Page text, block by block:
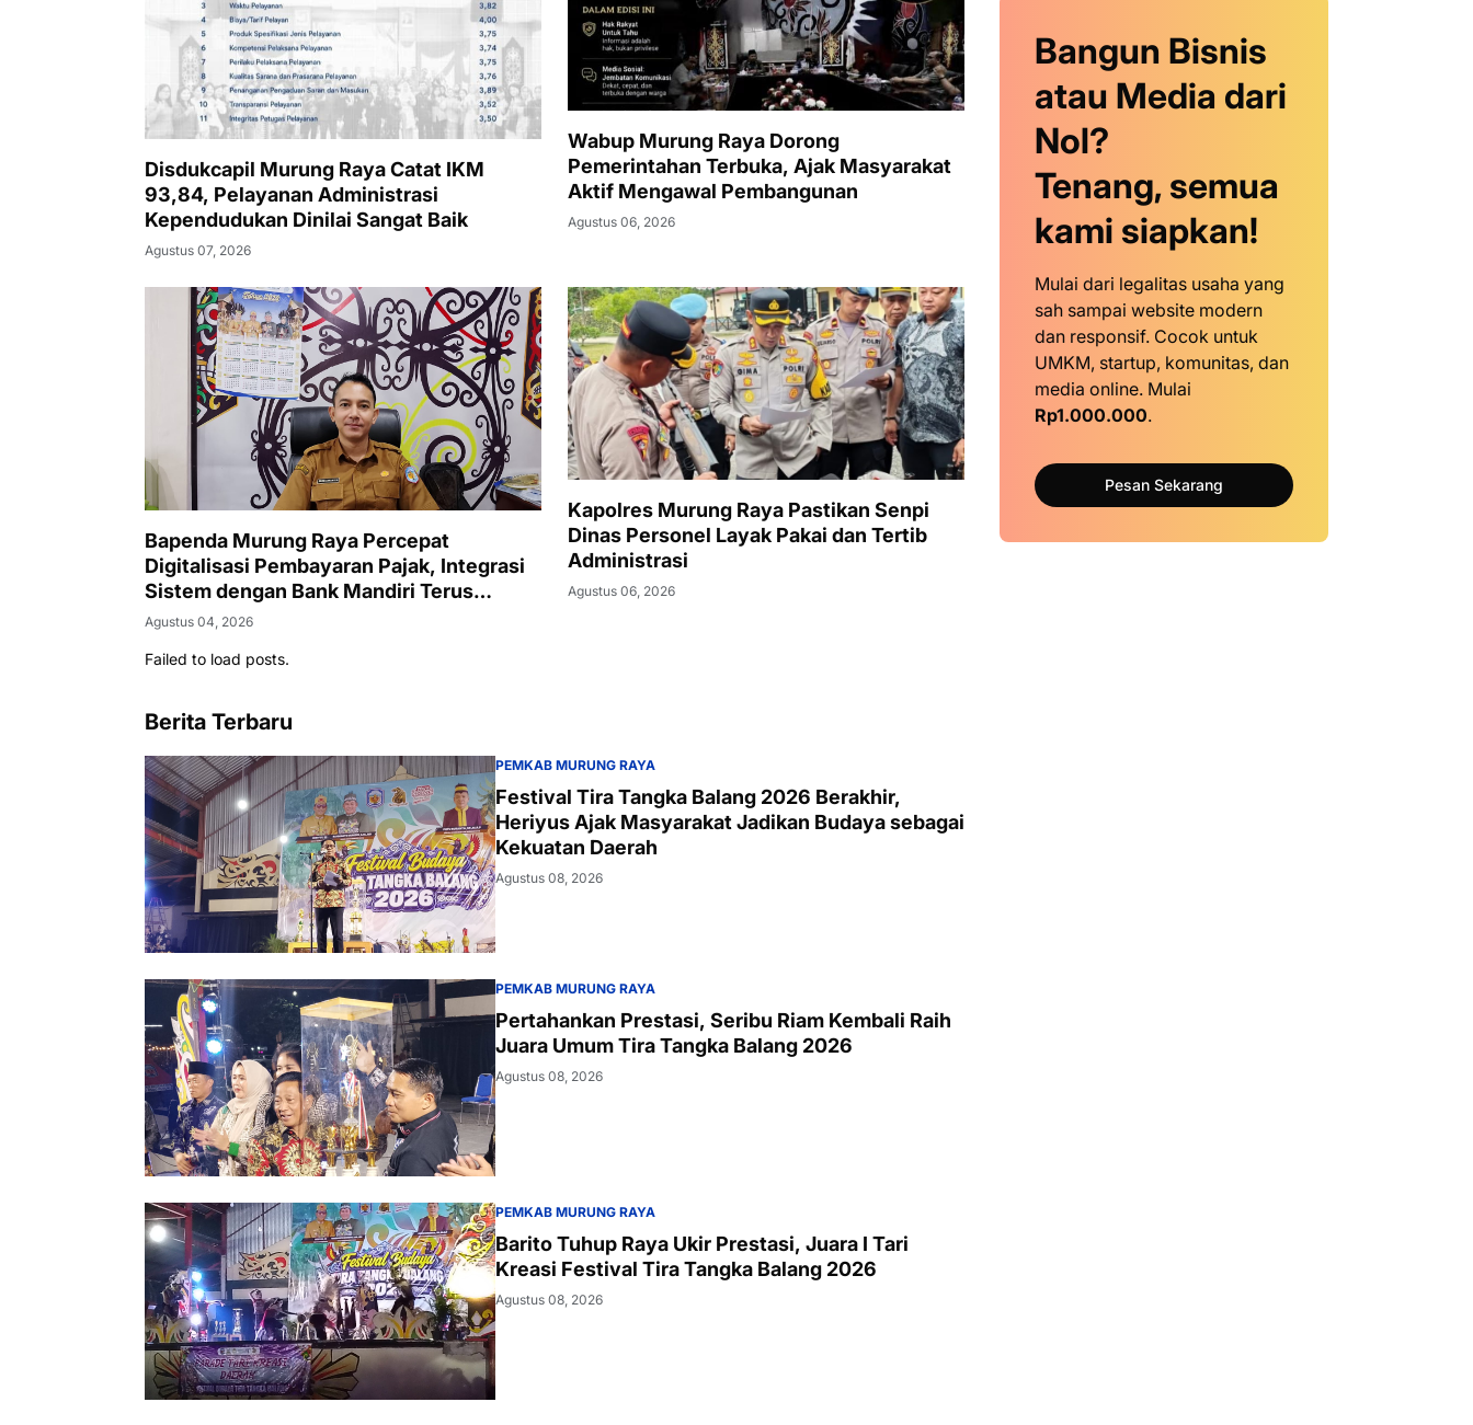
Disdukcapil Murung Raya Catat IKM
93,84, Pelayanan Administrasi
Kependudukan Dinilai Sangat Baik
Agustus 07, 2026
Wabup Murung Raya Dorong
Pemerintahan Terbuka, Ajak Masyarakat
Aktif Mengawal Pembangunan
Agustus 06, 2026
Bapenda Murung Raya Percepat
Digitalisasi Pembayaran Pajak, Integrasi
Sistem dengan Bank Mandiri Terus
Berjalan
Agustus 04, 2026
Kapolres Murung Raya Pastikan Senpi
Dinas Personel Layak Pakai dan Tertib
Administrasi
Agustus 06, 2026
Failed to load posts.
Berita Terbaru
PEMKAB MURUNG RAYA
Festival Tira Tangka Balang 2026 Berakhir,
Heriyus Ajak Masyarakat Jadikan Budaya sebagai
Kekuatan Daerah
Agustus 08, 2026
PEMKAB MURUNG RAYA
Pertahankan Prestasi, Seribu Riam Kembali Raih
Juara Umum Tira Tangka Balang 2026
Agustus 08, 2026
PEMKAB MURUNG RAYA
Barito Tuhup Raya Ukir Prestasi, Juara I Tari
Kreasi Festival Tira Tangka Balang 2026
Agustus 08, 2026
Bangun Bisnis
atau Media dari
Nol?
Tenang, semua
kami siapkan!
Mulai dari legalitas usaha yang
sah sampai website modern
dan responsif. Cocok untuk
UMKM, startup, komunitas, dan
media online. Mulai
Rp1.000.000.
Pesan Sekarang